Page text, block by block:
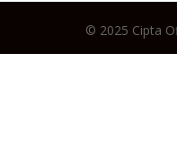
© 2025 Cipta